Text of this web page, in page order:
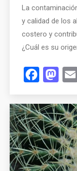
La
y calidad de los
costero y
¿Cuál es su